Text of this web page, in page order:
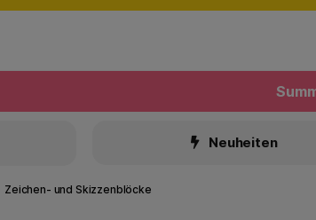
Neuheiten
Zeichen- und Skizzenblöcke